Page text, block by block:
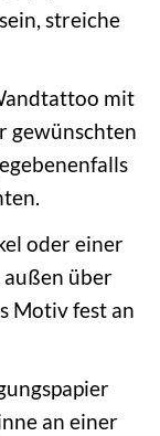
streiche
mit
gewünschten
oder einer
über
Motiv fest an
an einer